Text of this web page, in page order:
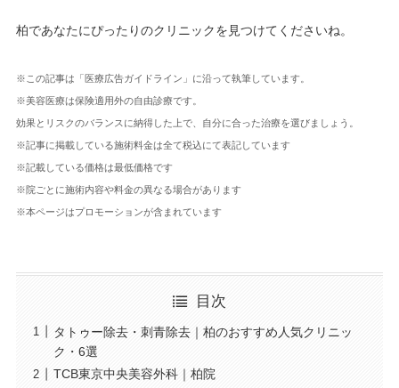
柏であなたにぴったりのクリニックを見つけてくださいね。
※この記事は「医療広告ガイドライン」に沿って執筆しています。
※美容医療は保険適用外の自由診療です。
効果とリスクのバランスに納得した上で、自分に合った治療を選びましょう。
※記事に掲載している施術料金は全て税込にて表記しています
※記載している価格は最低価格です
※院ごとに施術内容や料金の異なる場合があります
※本ページはプロモーションが含まれています
目次
タトゥー除去・刺青除去｜柏のおすすめ人気クリニッ
ク・6選
TCB東京中央美容外科｜柏院